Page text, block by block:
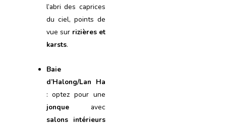
l’abri des caprices
du ciel, points de
vue sur rizières et
karsts.
Baie
d’Halong/Lan Ha
: optez pour une
jonqueavec
salons intérieurs